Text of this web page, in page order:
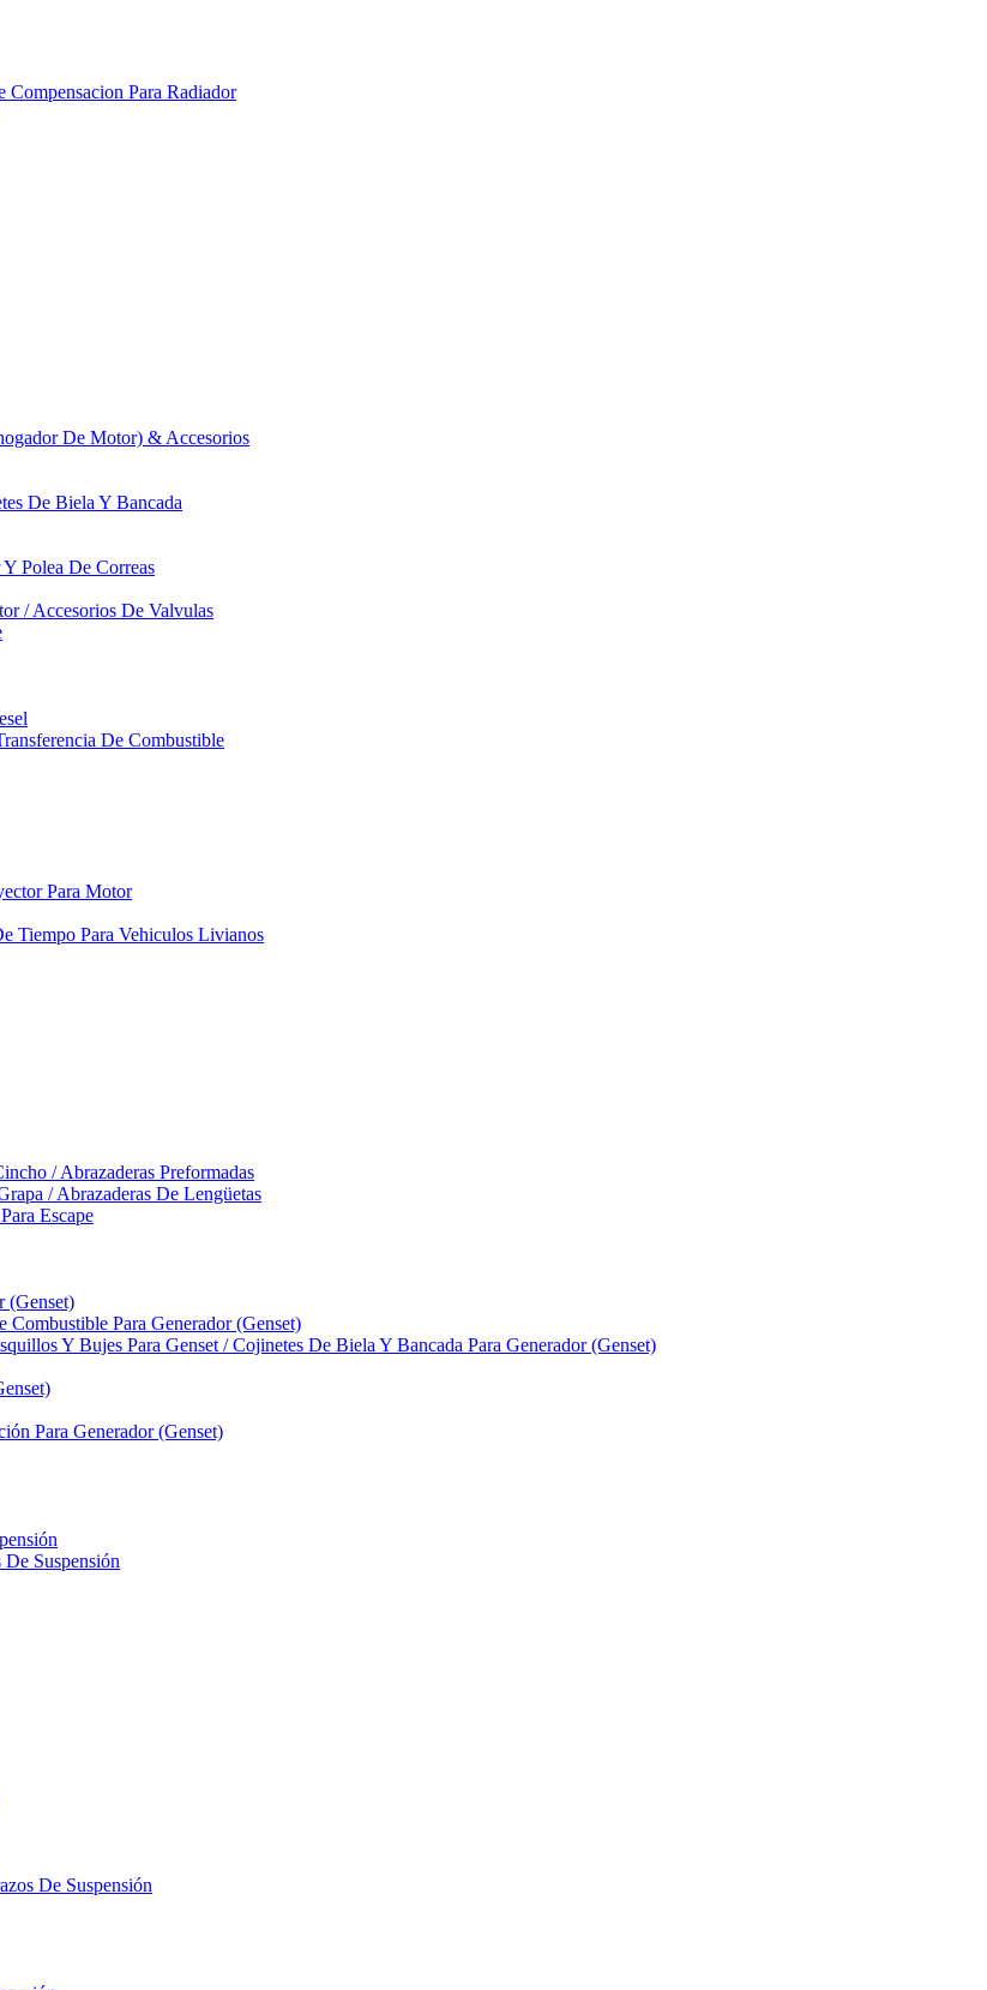
Compensacion Para Radiador
De Motor) & Accesorios
De Biela Y Bancada
Polea De Correas
/ Accesorios De Valvulas
De Combustible
Para Motor
Tiempo Para Vehiculos Livianos
/ Abrazaderas Preformadas
/ Abrazaderas De Lengüetas
Escape
(Genset)
Para Generador (Genset)
Y Bujes Para Genset / Cojinetes De Biela Y Bancada Para Generador (Genset)
Para Generador (Genset)
Suspensión
De Suspensión